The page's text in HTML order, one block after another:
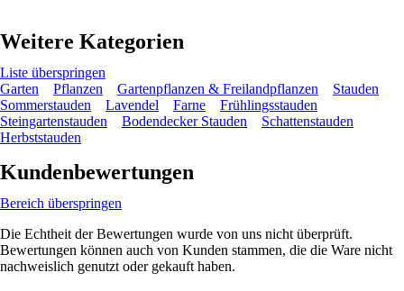
Weitere Kategorien
Liste überspringen
Garten
Pflanzen Gartenpflanzen & Freilandpflanzen
Stauden
Sommerstauden
Lavendel Farne
Frühlingsstauden
Steingartenstauden
Bodendecker Stauden
Schattenstauden
Herbststauden
Kundenbewertungen
Bereich überspringen
Die Echtheit der Bewertungen wurde von uns nicht überprüft.
Bewertungen können auch von Kunden stammen, die die Ware nicht
nachweislich genutzt oder gekauft haben.